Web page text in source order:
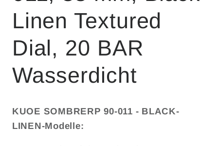
Linen Textured
Dial, 20 BAR
Wasserdicht
KUOE SOMBRERP 90-011 - BLACK-
LINEN-Modelle: